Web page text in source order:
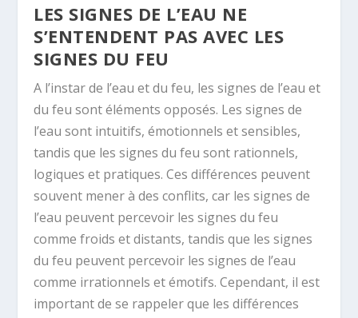
LES SIGNES DE L’EAU NE
S’ENTENDENT PAS AVEC LES
SIGNES DU FEU
A l’instar de l’eau et du feu, les signes de l’eau et
du feu sont éléments opposés. Les signes de
l’eau sont intuitifs, émotionnels et sensibles,
tandis que les signes du feu sont rationnels,
logiques et pratiques. Ces différences peuvent
souvent mener à des conflits, car les signes de
l’eau peuvent percevoir les signes du feu
comme froids et distants, tandis que les signes
du feu peuvent percevoir les signes de l’eau
comme irrationnels et émotifs. Cependant, il est
important de se rappeler que les différences